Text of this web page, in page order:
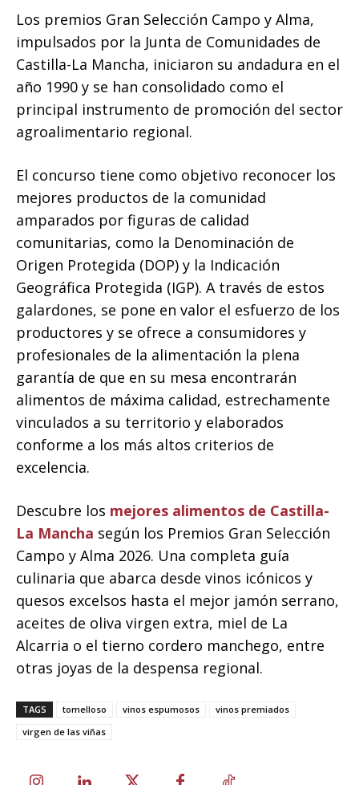
Los premios Gran Selección Campo y Alma,
impulsados por la Junta de Comunidades de
Castilla-La Mancha, iniciaron su andadura en el
año 1990 y se han consolidado como el
principal instrumento de promoción del sector
agroalimentario regional.
El concurso tiene como objetivo reconocer los
mejores productos de la comunidad
amparados por figuras de calidad
comunitarias, como la Denominación de
Origen Protegida (DOP) y la Indicación
Geográfica Protegida (IGP). A través de estos
galardones, se pone en valor el esfuerzo de los
productores y se ofrece a consumidores y
profesionales de la alimentación la plena
garantía de que en su mesa encontrarán
alimentos de máxima calidad, estrechamente
vinculados a su territorio y elaborados
conforme a los más altos criterios de
excelencia.
Descubre los mejores alimentos de Castilla-
La Mancha según los Premios Gran Selección
Campo y Alma 2026. Una completa guía
culinaria que abarca desde vinos icónicos y
quesos excelsos hasta el mejor jamón serrano,
aceites de oliva virgen extra, miel de La
Alcarria o el tierno cordero manchego, entre
otras joyas de la despensa regional.
TAGS tomelloso vinos espumosos
vinos premiados
virgen de las viñas